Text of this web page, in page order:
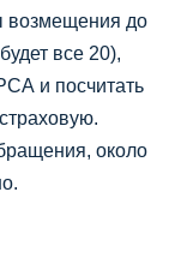
возмещения до
все 20),
и посчитать
около